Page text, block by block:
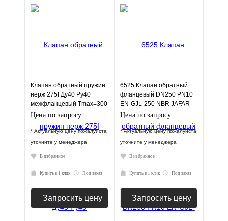
Клапан обратный пружин
нерж 275I Ду40 Ру40
межфланцевый Tmax=300
Zetkama 275I040E51
Цена по запросу
* Актуальную цену пожалуйста
уточните у менеджера
В избранное
Купить в 1 клик Под заказ
Запросить цену
6525 Клапан обратный
фланцевый DN250 PN10
EN-GJL-250 NBR JAFAR
Цена по запросу
*Актуальную цену пожалуйста
уточните у менеджера
В избранное
Купить в 1 клик Под заказ
Запросить цену